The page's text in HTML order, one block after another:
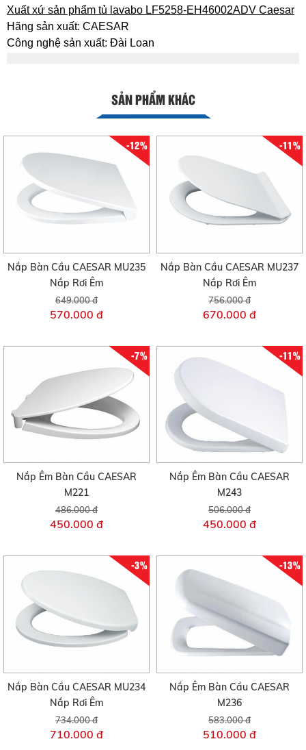
Xuất xứ sản phẩm tủ lavabo LF5258-EH46002ADV Caesar
Hãng sản xuất: CAESAR
Công nghệ sản xuất: Đài Loan
SẢN PHẨM KHÁC
-12%
Nắp Bàn Cầu CAESAR MU235
Nắp Rơi Êm
649.000 đ
570.000 đ
-11%
Nắp Bàn Cầu CAESAR MU237
Nắp Rơi Êm
756.000 đ
670.000 đ
-7%
Nắp Êm Bàn Cầu CAESAR
M221
486.000 đ
450.000 đ
-11%
Nắp Êm Bàn Cầu CAESAR
M243
506.000 đ
450.000 đ
-3%
Nắp Bàn Cầu CAESAR MU234
Nắp Rơi Êm
734.000 đ
710.000 đ
-13%
Nắp Êm Bàn Cầu CAESAR
M236
583.000 đ
510.000 đ